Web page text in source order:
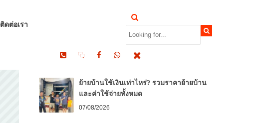
ติดต่อเรา
RECENT POSTS
ย้ายบ้านใช้เงินเท่าไหร่? รวมราคาย้ายบ้าน
และค่าใช้จ่ายทั้งหมด
07/08/2026